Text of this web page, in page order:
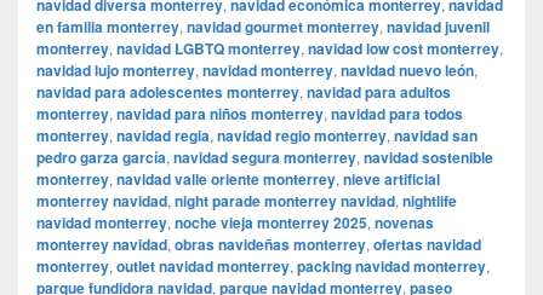
navidad diversa monterrey navidad económica monterrey navidad
en familia monterrey, navidad gourmet monterrey, navidad juvenil
monterrey, navidad LGBTQ monterrey, navidad low cost monterrey,
navidad lujo monterrey, navidad monterrey, navidad nuevo león,
navidad para adolescentes monterrey, navidad para adultos
monterrey, navidad para niños monterrey, navidad para todos
monterrey, navidad regia, navidad regio monterrey, navidad san
pedro garza garcía, navidad segura monterrey, navidad sostenible
monterrey, navidad valle oriente monterrey, nieve artificial
monterrey navidad, night parade monterrey navidad, nightlife
navidad monterrey, noche vieja monterrey 2025, novenas
monterrey navidad, obras navideñas monterrey, ofertas navidad
monterrey, outlet navidad monterrey, packing navidad monterrey,
parque fundidora navidad, parque navidad monterrey, paseo